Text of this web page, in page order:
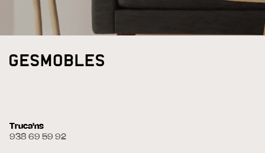
Truca'ns
938 69 59 92